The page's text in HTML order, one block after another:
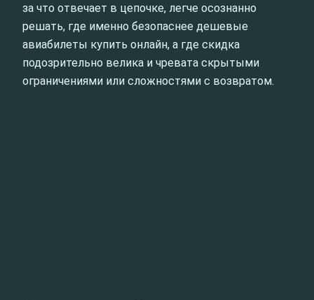
за что отвечает в цепочке, легче осознанно
решать, где именно безопаснее дешевые
авиабилеты купить онлайн, а где скидка
подозрительно велика и чревата скрытыми
ограничениями или сложностями с возвратом.